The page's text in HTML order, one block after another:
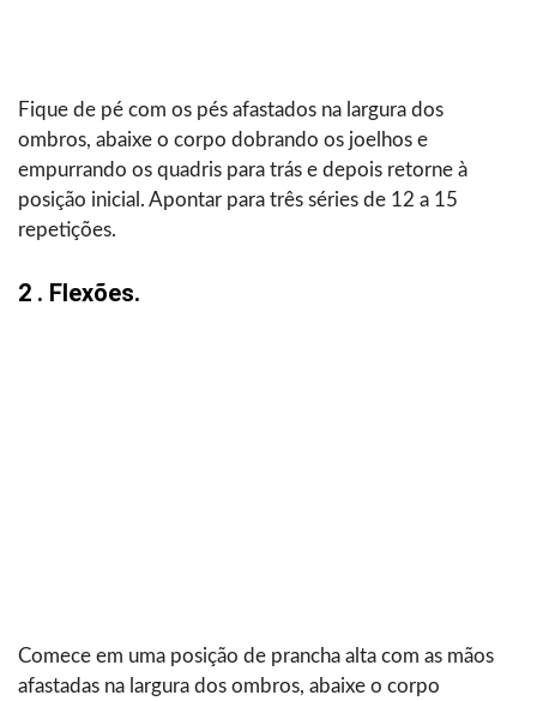
Fique de pé com os pés afastados na largura dos
ombros, abaixe o corpo dobrando os joelhos e
empurrando os quadris para trás e depois retorne à
posição inicial. Apontar para três séries de 12 a 15
repetições.
2 . Flexões.
Comece em uma posição de prancha alta com as mãos
afastadas na largura dos ombros, abaixe o corpo